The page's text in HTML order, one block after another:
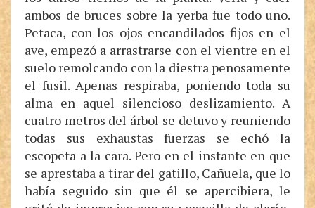
ambos de bruces sobre la yerba fue todo uno.
Petaca, con los ojos encandilados fijos en el
ave, empezó a arrastrarse con el vientre en el
suelo remolcando con la diestra penosamente
el fusil. Apenas respiraba, poniendo toda su
alma en aquel silencioso deslizamiento. A
cuatro metros del árbol se detuvo y reuniendo
todas sus exhaustas fuerzas se echó la
escopeta a la cara. Pero en el instante en que
se aprestaba a tirar del gatillo, Cañuela, que lo
había seguido sin que él se apercibiera, le